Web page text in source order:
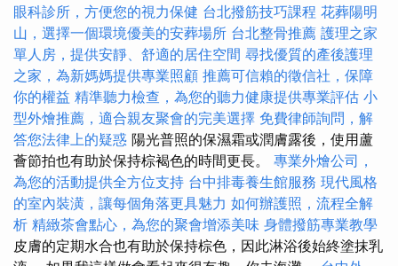
眼科診所，方便您的視力保健 台北撥筋技巧課程 花葬陽明
山，選擇一個環境優美的安葬場所 台北整骨推薦 護理之家
單人房，提供安靜、舒適的居住空間 尋找優質的產後護理
之家，為新媽媽提供專業照顧 推薦可信賴的徵信社，保障
你的權益 精準聽力檢查，為您的聽力健康提供專業評估 小
型外燴推薦，適合親友聚會的完美選擇 免費律師詢問，解
答您法律上的疑惑 陽光普照的保濕霜或潤膚露後，使用蘆
薈節拍也有助於保持棕褐色的時間更長。 專業外燴公司，
為您的活動提供全方位支持 台中排毒養生館服務 現代風格
的室內裝潢，讓每個角落更具魅力 如何辦護照，流程全解
析 精緻茶會點心，為您的聚會增添美味 身體撥筋專業教學
皮膚的定期水合也有助於保持棕色，因此淋浴後始終塗抹乳